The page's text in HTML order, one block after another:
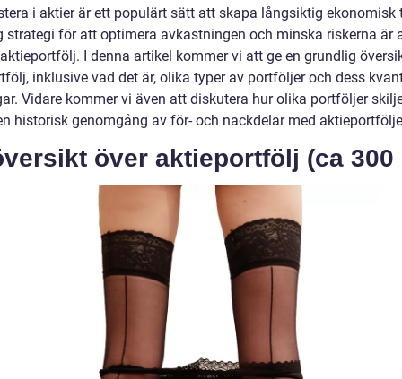
i aktier är ett populärt sätt att skapa långsiktig ekonomisk
strategi för att optimera avkastningen och minska riskerna är
I denna artikel kommer vi att ge en grundlig
inklusive vad det är, olika typer av portföljer och dess
Vidare kommer vi även att diskutera hur olika portföljer
historisk genomgång av för- och nackdelar med
över aktieportfölj (ca 300